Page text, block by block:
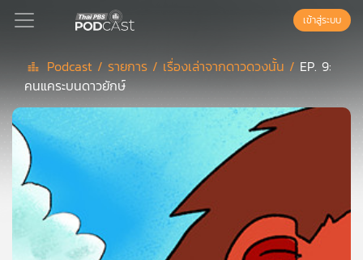
Podcast
เพล
ลิ
สต์
แนะนำ
เข้าสู่ระบบ
Podcast / รายการ / เรื่องเล่าจากดาวดวงนั้น / EP. 9:
คนแคระบนดาวยักษ์